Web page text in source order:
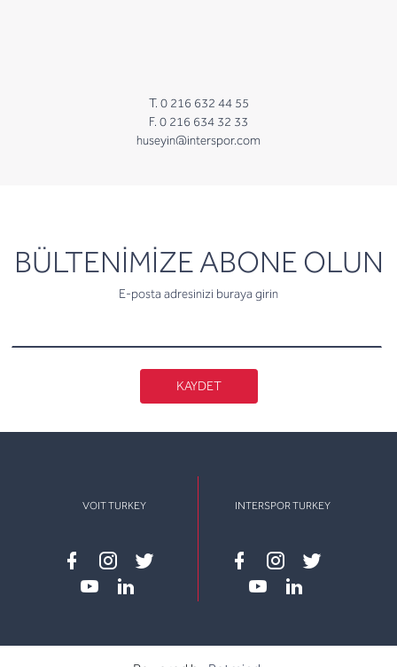
T. 0 216 632 44 55
F. 0 216 634 32 33
huseyin@interspor.com
BÜLTENİMİZE ABONE OLUN
E-posta adresinizi buraya girin
newsletter
KAYDET
VOIT TURKEY
Facebook
instagram
twitter
INTERSPOR TURKEY
Facebook
instagram
twitter